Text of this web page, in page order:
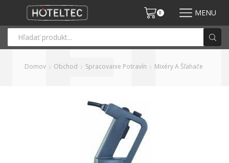
0 MENU
Domov Obchod Spracovanie Potravín Mixéry A Šľahače